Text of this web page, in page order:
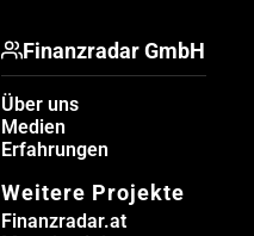
Finanzradar GmbH
Über uns
Medien
Erfahrungen
Weitere Projekte
Finanzradar.at